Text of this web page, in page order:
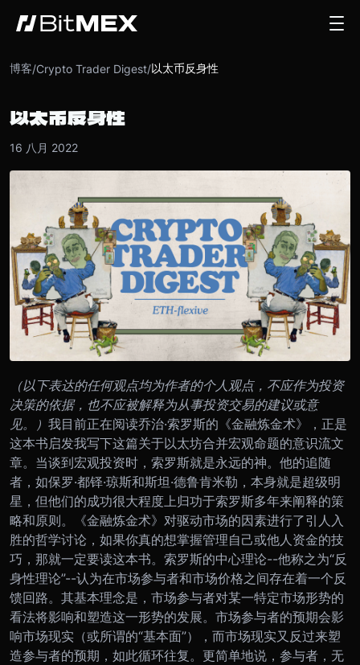
博客/Crypto Trader Digest/以太币反身性
以太币反身性
16 八月 2022
（以下表达的任何观点均为作者的个人观点，不应作为投资
决策的依据，也不应被解释为从事投资交易的建议或意
见。） 我目前正在阅读乔治·索罗斯的《金融炼金术》，正是
这本书启发我写下这篇关于以太坊合并宏观命题的意识流文
章。当谈到宏观投资时，索罗斯就是永远的神。他的追随
者，如保罗·都铎·琼斯和斯坦·德鲁肯米勒，本身就是超级明
星，但他们的成功很大程度上归功于索罗斯多年来阐释的策
略和原则。《金融炼金术》对驱动市场的因素进行了引人入
胜的哲学讨论，如果你真的想掌握管理自己或他人资金的技
巧，那就一定要读这本书。 索罗斯的中心理论--他称之为“反
身性理论”--认为在市场参与者和市场价格之间存在着一个反
馈回路。其基本理念是，市场参与者对某一特定市场形势的
看法将影响和塑造这一形势的发展。市场参与者的预期会影
响市场现实（或所谓的“基本面”），而市场现实又反过来塑
造参与者的预期，如此循环往复。更简单地说，参与者，无